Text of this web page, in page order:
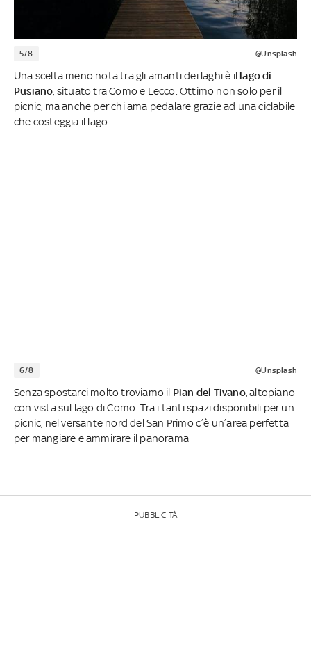
5/8 @Unsplash
Una scelta meno nota tra gli amanti dei laghi è il lago di
Pusiano , situato tra Como e Lecco. Ottimo non solo per il
picnic, ma anche per chi ama pedalare grazie ad una ciclabile
che costeggia il lago
6/8 @Unsplash
Senza spostarci molto troviamo il Pian del Tivano, altopiano
con vista sul lago di Como. Tra i tanti spazi disponibili per un
picnic, nel versante nord del San Primo c’è un’area perfetta
per mangiare e ammirare il panorama
PUBBLICITÀ